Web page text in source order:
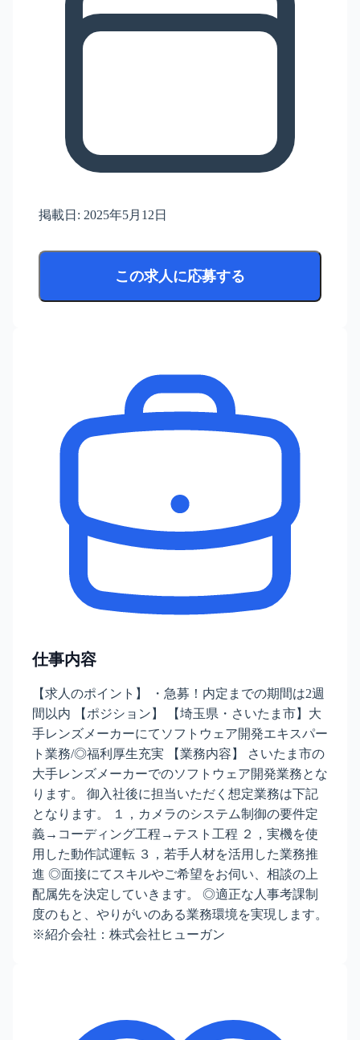
掲載日: 2025年5月12日
この求人に応募する
仕事内容
【求人のポイント】 ・急募！内定までの期間は2週
間以内 【ポジション】 【埼玉県・さいたま市】大
手レンズメーカーにてソフトウェア開発エキスパー
ト業務/◎福利厚生充実 【業務内容】 さいたま市の
大手レンズメーカーでのソフトウェア開発業務とな
ります。 御入社後に担当いただく想定業務は下記
となります。 １，カメラのシステム制御の要件定
義→コーディング工程→テスト工程 ２，実機を使
用した動作試運転 ３，若手人材を活用した業務推
進 ◎面接にてスキルやご希望をお伺い、相談の上
配属先を決定していきます。 ◎適正な人事考課制
度のもと、やりがいのある業務環境を実現します。
※紹介会社：株式会社ヒューガン